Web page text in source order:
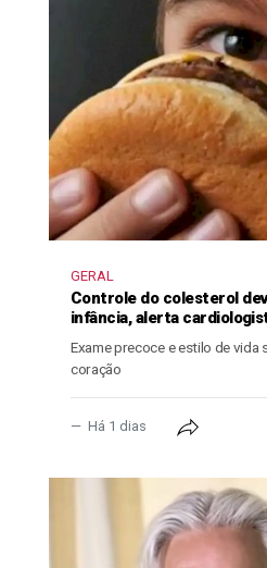
GERAL
Controle do colesterol
infância, alerta
Exame precoce e estilo de vida
coração
Há 1 dias